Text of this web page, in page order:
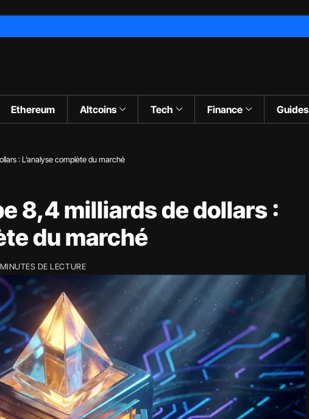
Ethereum Altcoins Tech Finance Guides
: L’analyse complète du marché
8,4 milliards de dollars :
du marché
DE LECTURE